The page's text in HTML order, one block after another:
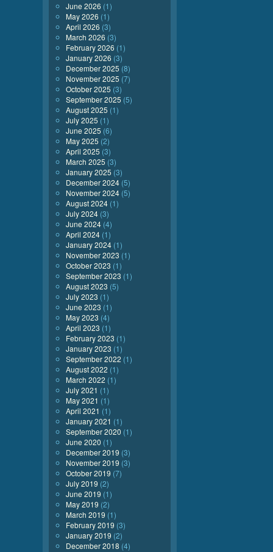
June 2026 (1)
May 2026 (1)
April 2026 (3)
March 2026 (3)
February 2026 (1)
January 2026 (3)
December 2025 (8)
November 2025 (7)
October 2025 (3)
September 2025 (5)
August 2025 (1)
July 2025 (1)
June 2025 (6)
May 2025 (2)
April 2025 (3)
March 2025 (3)
January 2025 (3)
December 2024 (5)
November 2024 (5)
August 2024 (1)
July 2024 (3)
June 2024 (4)
April 2024 (1)
January 2024 (1)
November 2023 (1)
October 2023 (1)
September 2023 (1)
August 2023 (5)
July 2023 (1)
June 2023 (1)
May 2023 (4)
April 2023 (1)
February 2023 (1)
January 2023 (1)
September 2022 (1)
August 2022 (1)
March 2022 (1)
July 2021 (1)
May 2021 (1)
April 2021 (1)
January 2021 (1)
September 2020 (1)
June 2020 (1)
December 2019 (3)
November 2019 (3)
October 2019 (7)
July 2019 (2)
June 2019 (1)
May 2019 (2)
March 2019 (1)
February 2019 (3)
January 2019 (2)
December 2018 (4)